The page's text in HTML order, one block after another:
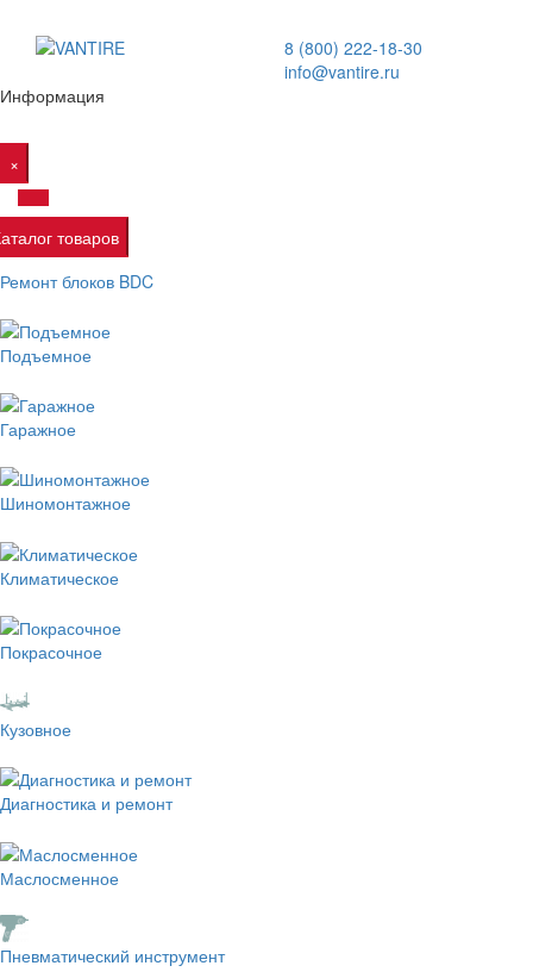
8 (800) 222-18-30
info@vantire.ru
Информация
×
товаров
Ремонт блоков BDC
Подъемное
Гаражное
Шиномонтажное
Климатическое
Покрасочное
Кузовное
Диагностика и ремонт
Маслосменное
Пневматический инструмент